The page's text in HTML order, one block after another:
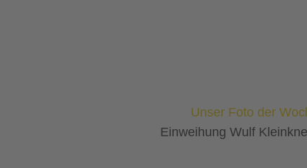
Unser Foto der
Einweihung Wulf